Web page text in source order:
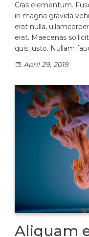
Cras elementum.
in magna gravida
erat nulla,
erat. Maecenas
quis justo. Nullam
April 29, 2019
Aliquam